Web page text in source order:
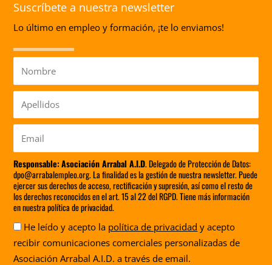
Suscríbete a nuestra newsletter
Lo último en empleo y formación, ¡te lo enviamos!
Nombre
Apellidos
Responsable: Asociación Arrabal A.I.D. Delegado de Protección de Datos:
dpo@arrabalempleo.org. La finalidad es la gestión de nuestra newsletter. Puede
ejercer sus derechos de acceso, rectificación y supresión, así como el resto de
los derechos reconocidos en el art. 15 al 22 del RGPD. Tiene más información
en nuestra política de privacidad.
Aceptación
He leído y acepto la política de privacidad y acepto
recibir comunicaciones comerciales personalizadas de
Asociación Arrabal A.I.D. a través de email.